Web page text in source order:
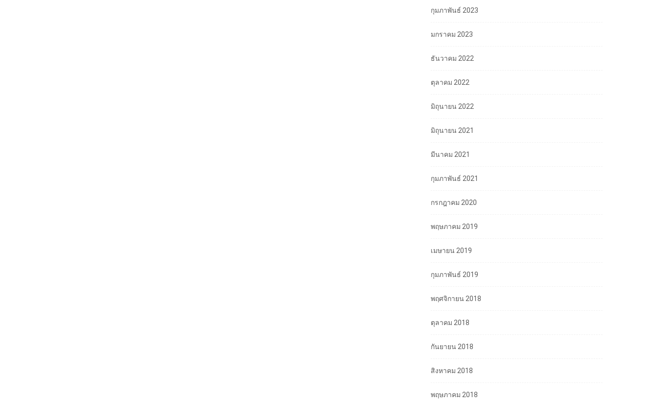
กุมภาพันธ์ 2023
มกราคม 2023
ธันวาคม 2022
ตุลาคม 2022
มิถุนายน 2022
มิถุนายน 2021
มีนาคม 2021
กุมภาพันธ์ 2021
กรกฎาคม 2020
พฤษภาคม 2019
เมษายน 2019
กุมภาพันธ์ 2019
พฤศจิกายน 2018
ตุลาคม 2018
กันยายน 2018
สิงหาคม 2018
พฤษภาคม 2018